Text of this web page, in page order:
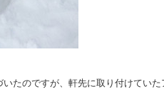
たのですが、軒先に取り付けていた